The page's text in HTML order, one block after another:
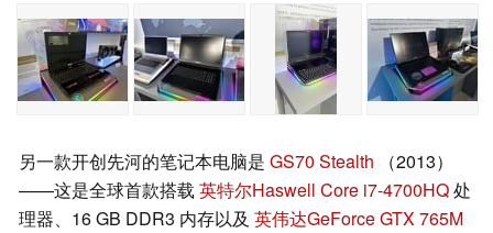
另一款开创先河的笔记本电脑是 GS70 Stealth （2013）
——这是全球首款搭载 英特尔Haswell Core i7-4700HQ处
理器、16 GB DDR3 内存以及 英伟达GeForce GTX 765M